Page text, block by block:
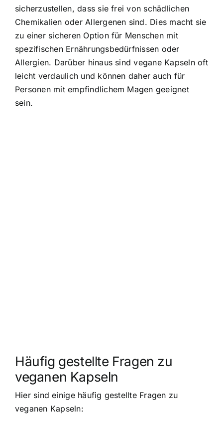
sicherzustellen, dass sie frei von schädlichen
Chemikalien oder Allergenen sind. Dies macht sie
zu einer sicheren Option für Menschen mit
spezifischen Ernährungsbedürfnissen oder
Allergien. Darüber hinaus sind vegane Kapseln oft
leicht verdaulich und können daher auch für
Personen mit empfindlichem Magen geeignet
sein.
Häufig gestellte Fragen zu
veganen Kapseln
Hier sind einige häufig gestellte Fragen zu
veganen Kapseln: